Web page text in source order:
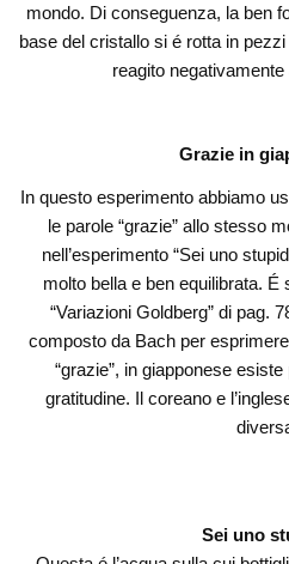
mondo. Di conseguenza, la ben
base del cristallo si é rotta in
reagito
Grazie in
In questo esperimento abbiamo
le parole “grazie” allo stesso
nell’esperimento “Sei uno
molto bella e ben equilibrata.
“Variazioni Goldberg” di pag.
composto da Bach per
“grazie”, in giapponese
gratitudine. Il coreano e
Sei uno